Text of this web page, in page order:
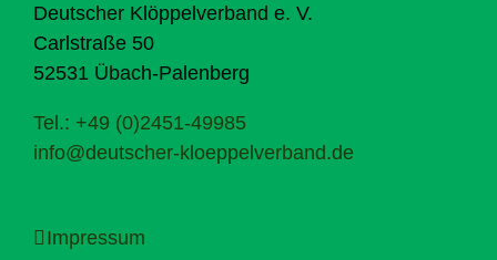
Deutscher Klöppelverband e. V.
Carlstraße 50
52531 Übach-Palenberg
Tel.: +49 (0)2451-49985
info@deutscher-kloeppelverband.de
Impressum